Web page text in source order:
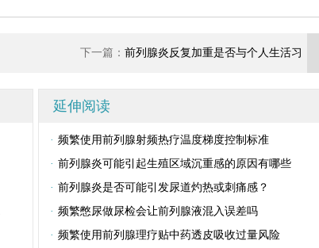
下一篇： 前列腺炎反复加重是否与个人生活习
惯密切相关
延伸阅读
· 频繁使用前列腺射频热疗温度梯度控制标准
· 前列腺炎可能引起生殖区域沉重感的原因有哪些
· 前列腺炎是否可能引发尿道灼热或刺痛感？
· 频繁憋尿做尿检会让前列腺液混入误差吗
· 频繁使用前列腺理疗贴中药透皮吸收过量风险